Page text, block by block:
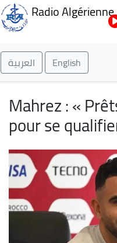
Radio Algérienne
العربية English
Mahrez : «
pour se